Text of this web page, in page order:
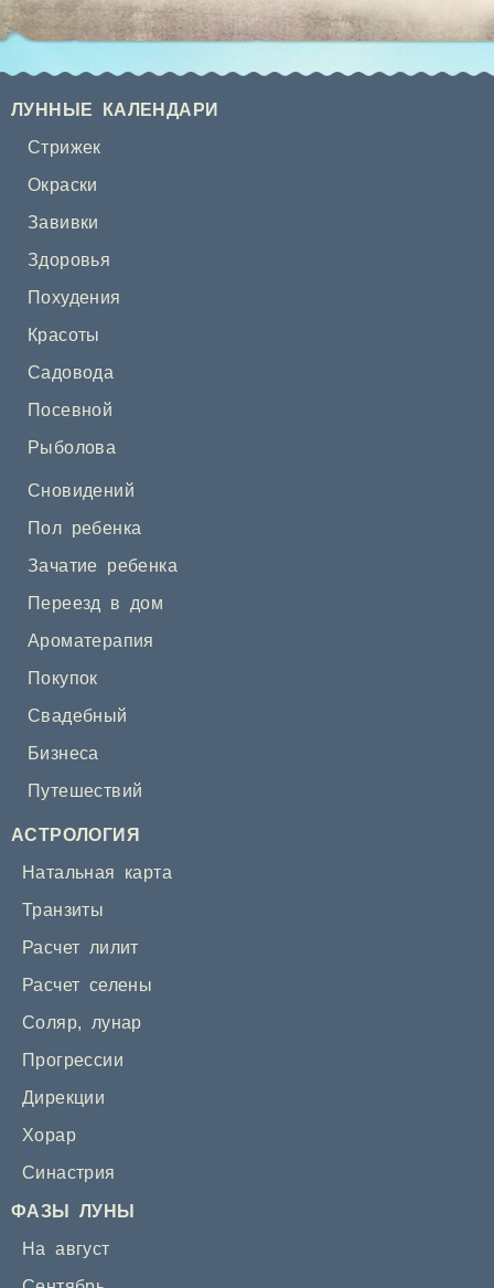
ЛУННЫЕ КАЛЕНДАРИ
Стрижек
Окраски
Завивки
Здоровья
Похудения
Красоты
Садовода
Посевной
Рыболова
Сновидений
Пол ребенка
Зачатие ребенка
Переезд в дом
Ароматерапия
Покупок
Свадебный
Бизнеса
Путешествий
АСТРОЛОГИЯ
Натальная карта
Транзиты
Расчет лилит
Расчет селены
Соляр, лунар
Прогрессии
Дирекции
Хорар
Синастрия
ФАЗЫ ЛУНЫ
На август